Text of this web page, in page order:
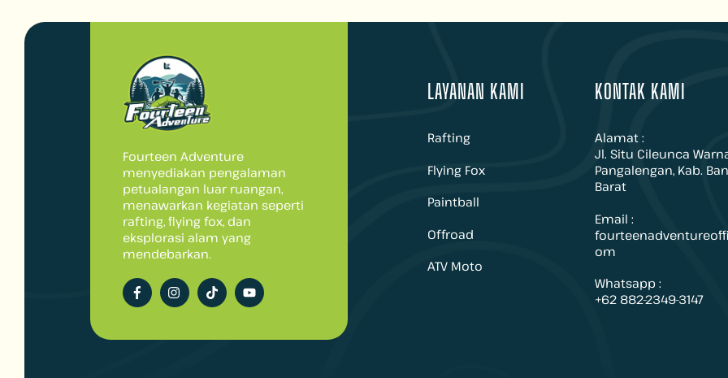
Fourteen Adventure
menyediakan pengalaman
petualangan luar ruangan,
menawarkan kegiatan seperti
rafting, flying fox, dan
eksplorasi alam yang
mendebarkan.
LAYANAN KAMI
Rafting
Flying Fox
Paintball
Offroad
ATV Moto
KONTAK KAMI
Alamat :
Jl. Situ Cileunca
Pangalengan, Kab.
Barat
Email :
om
Whatsapp :
+62 882-2349-3147